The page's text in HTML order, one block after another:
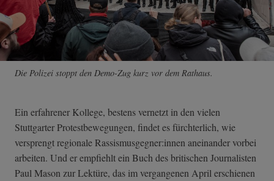
Die Polizei stoppt den Demo-Zug kurz vor dem Rathaus.
Ein erfahrener Kollege, bestens vernetzt in den vielen
Stuttgarter Protestbewegungen, findet es fürchterlich, wie
versprengt regionale Rassismusgegner:innen aneinander vorbei
arbeiten. Und er empfiehlt ein Buch des britischen Journalisten
Paul Mason zur Lektüre, das im vergangenen April erschienen